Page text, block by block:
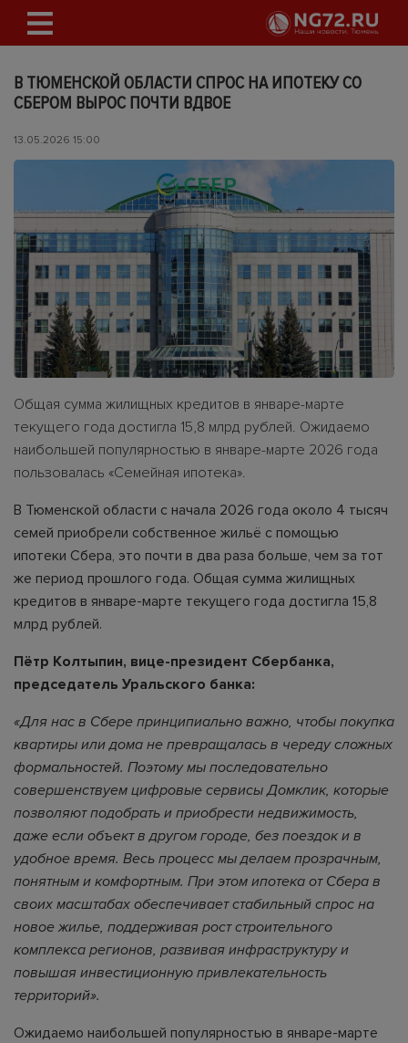
В ТЮМЕНСКОЙ ОБЛАСТИ СПРОС НА ИПОТЕКУ СО
СБЕРОМ ВЫРОС ПОЧТИ ВДВОЕ
13.05.2026 15:00
Общая сумма жилищных кредитов в январе-марте
текущего года достигла 15,8 млрд рублей. Ожидаемо
наибольшей популярностью в январе-марте 2026 года
пользовалась «Семейная ипотека».
В Тюменской области с начала 2026 года около 4 тысяч
семей приобрели собственное жильё с помощью
ипотеки Сбера, это почти в два раза больше, чем за тот
же период прошлого года. Общая сумма жилищных
кредитов в январе-марте текущего года достигла 15,8
млрд рублей.
Пётр Колтыпин, вице-президент Сбербанка,
председатель Уральского банка:
«Для нас в Сбере принципиально важно, чтобы покупка
квартиры или дома не превращалась в череду сложных
формальностей. Поэтому мы последовательно
совершенствуем цифровые сервисы Домклик, которые
позволяют подобрать и приобрести недвижимость,
даже если объект в другом городе, без поездок и в
удобное время. Весь процесс мы делаем прозрачным,
понятным и комфортным. При этом ипотека от Сбера в
своих масштабах обеспечивает стабильный спрос на
новое жилье, поддерживая рост строительного
комплекса регионов, развивая инфраструктуру и
повышая инвестиционную привлекательность
территорий».
Ожидаемо наибольшей популярностью в январе-марте